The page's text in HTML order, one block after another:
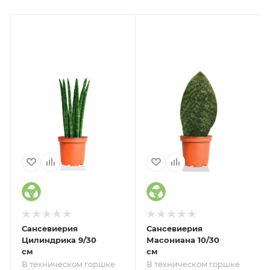
Сансевиерия
Цилиндрика 9/30
см
В техническом горшке
Сансевиерия
Масониана 10/30
см
В техническом горшке